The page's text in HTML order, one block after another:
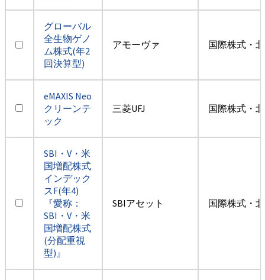
グローバル
全生物ゲノ
ム株式(年2
回決算型)
アモーヴァ 国際株式・
eMAXIS Neo
クリーンテ
ック
三菱UFJ 国際株式・
SBI・V・米
国増配株式
インデック
スF(年4)
『愛称：
SBI・V・米
国増配株式
(分配重視
型)』
SBIアセット 国際株式・